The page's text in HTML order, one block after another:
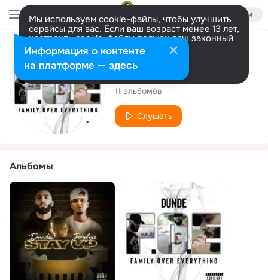
Войти
Мы используем cookie-файлы, чтобы улучшить
сервисы для вас. Если ваш возраст менее 13 лет,
настроить cookie-файлы должен ваш законный
представитель. Больше информации
Разрешить все Настроить
Исполнитель
Dunde
11 альбомов
Слушать
Альбомы
Информация о контенте
на платформе — здесь